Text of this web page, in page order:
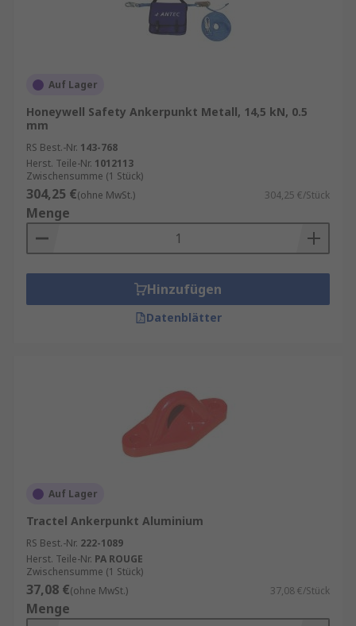
Auf Lager
Honeywell Safety Ankerpunkt Metall, 14,5 kN, 0.5
mm
RS Best.-Nr. 143-768
Herst. Teile-Nr. 1012113
Zwischensumme (1 Stück)
304,25 €(ohne MwSt.) 304,25 €/Stück
Menge
Hinzufügen
Datenblätter
Auf Lager
Tractel Ankerpunkt Aluminium
RS Best.-Nr. 222-1089
Herst. Teile-Nr. PA ROUGE
Zwischensumme (1 Stück)
37,08 €(ohne MwSt.) 37,08 €/Stück
Menge